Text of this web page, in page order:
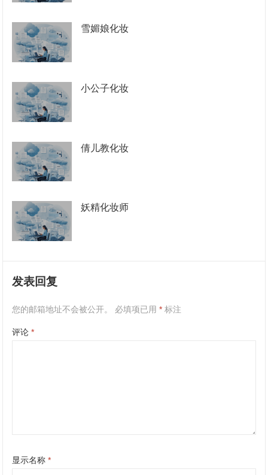
雪媚娘化妆
小公子化妆
倩儿教化妆
妖精化妆师
发表回复
您的邮箱地址不会被公开。 必填项已用* 标注
评论*
显示名称*